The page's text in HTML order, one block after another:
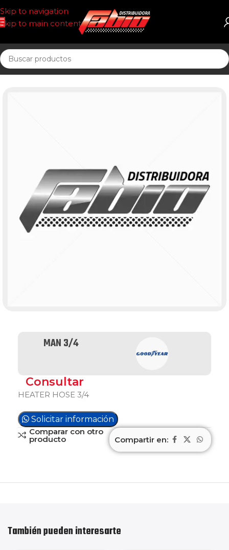
Skip to navigation
Skip to main content
Inicio MANGUERA
MAN 3/4
Consultar
HEATER HOSE 3/4
Solicitar información
Comparar con otro
producto Compartir en:
También pueden interesarte